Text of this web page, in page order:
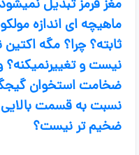
مغز قرمز تبدیل
ماهیچه ای اندازه
ثابته؟ چرا؟ مگه
نیست و تغییر‌نمیکنه؟
ضخامت استخوان
نسبت به قسمت
ضخیم تر نیست؟